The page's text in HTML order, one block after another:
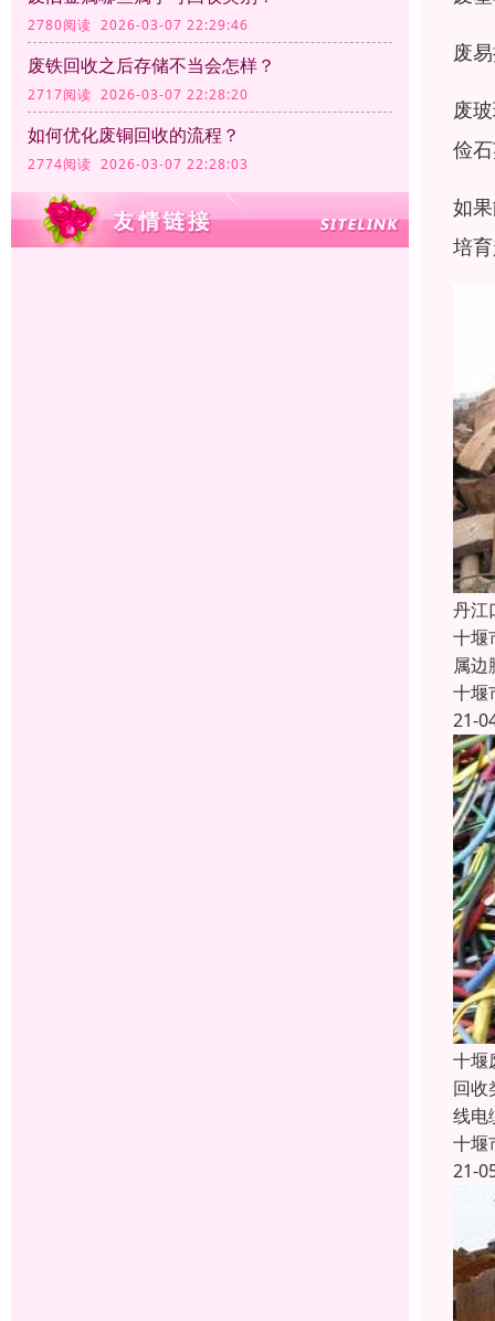
2780阅读 2026-03-07 22:29:46
废铁回收之后存储不当会怎样？
2717阅读 2026-03-07 22:28:20
如何优化废铜回收的流程？
2774阅读 2026-03-07 22:28:03
废
废
俭
如
培
丹江
十堰
属
十堰
21-
十堰
回收
线电
十堰
21-